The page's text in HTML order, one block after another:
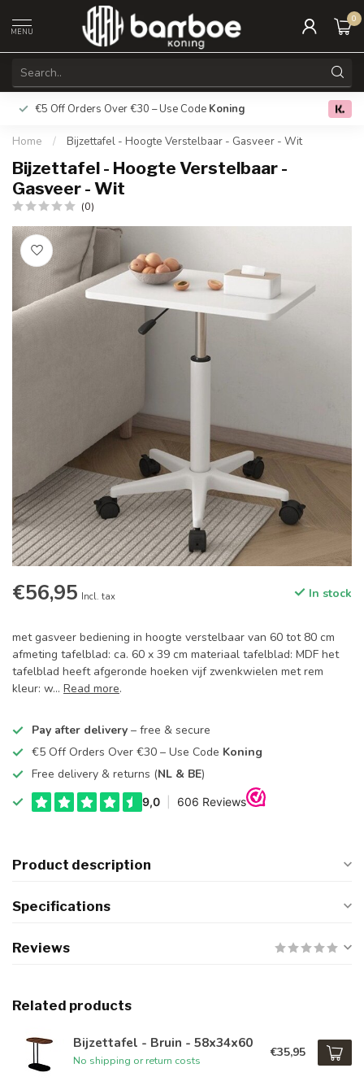
MENU
0
€5 Off Orders Over €30 – Use Code Koning Free
Home / Bijzettafel - Hoogte Verstelbaar - Gasveer - Wit
Bijzettafel - Hoogte Verstelbaar -
Gasveer - Wit
(0)
€56,95 Incl. tax In stock
met gasveer bediening in hoogte verstelbaar van 60 tot 80 cm
afmeting tafelblad: ca. 60 x 39 cm materiaal tafelblad: MDF het
tafelblad heeft afgeronde hoeken vijf zwenkwielen met rem
kleur: w... Read more.
Pay after delivery – free & secure
€5 Off Orders Over €30 – Use Code Koning
Free delivery & returns (NL & BE)
Product description
Specifications
Reviews
Related products
Bijzettafel - Bruin - 58x34x60
No shipping or return costs
€35,95